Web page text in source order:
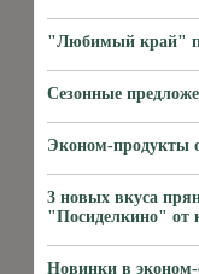
"Любимый край"
Сезонные
Эконом-продукты
3 новых вкуса
"Посиделкино"
Новинки в